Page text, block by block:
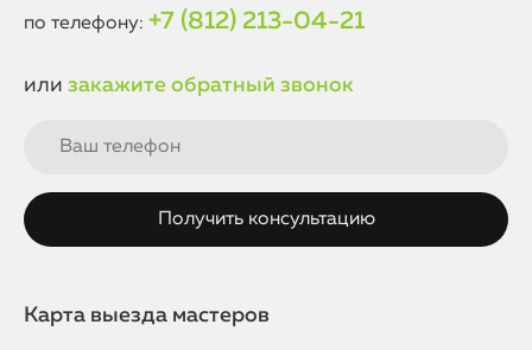
по телефону: +7 (812) 213-04-21
или закажите обратный звонок
Карта выезда мастеров